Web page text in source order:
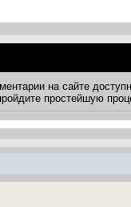
на сайте
простейшую